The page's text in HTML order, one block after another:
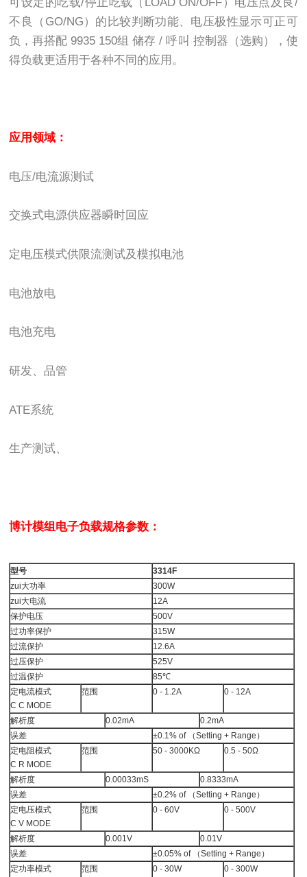
不良（GO/NG）的比较判断功能、电压极性显示可正可
负，再搭配 9935 150组 储存 / 呼叫 控制器（选购），使
得负载更适用于各种不同的应用。
应用领域：
电压/电流源测试
交换式电源供应器瞬时回应
定电压模式供限流测试及模拟电池
电池放电
电池充电
研发、品管
ATE系统
生产测试、
博计模组电子负载规格参数：
型号
3314F
zui大功率
300W
zui大电流
12A
保护电压
500V
过功率保护
315W
过流保护
12.6A
过压保护
525V
过温保护
85℃
定电流模式
C C MODE
范围 0 - 1.2A 0 - 12A
解析度 0.02mA
0.2mA
误差
±0.1% of （Setting + Range）
定电阻模式
C R MODE
范围 50 - 3000KΩ 0.5 - 50Ω
解析度 0.00033mS
0.8333mA
误差
±0.2% of （Setting + Range）
定电压模式
C V MODE
范围 0 - 60V 0 - 500V
解析度 0.001V
0.01V
误差
±0.05% of （Setting + Range）
定功率模式
范围 0 - 30W 0 - 300W